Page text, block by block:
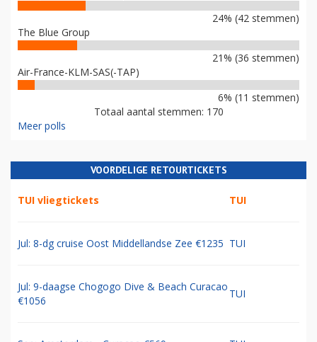
24% (42 stemmen)
The Blue Group
21% (36 stemmen)
Air-France-KLM-SAS(-TAP)
6% (11 stemmen)
Totaal aantal stemmen: 170
Meer polls
VOORDELIGE RETOURTICKETS
TUI vliegtickets TUI
Jul: 8-dg cruise Oost Middellandse Zee €1235 TUI
Jul: 9-daagse Chogogo Dive & Beach Curacao
€1056
TUI